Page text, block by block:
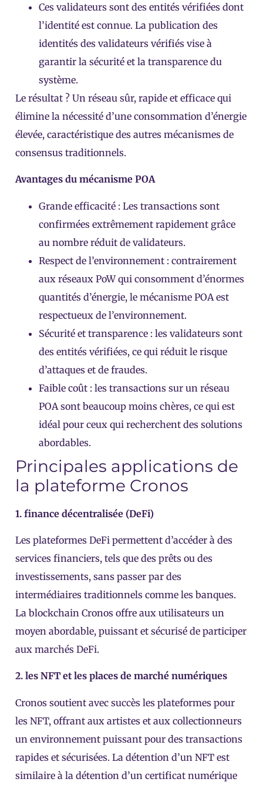
Ces validateurs sont des entités vérifiées dont
l’identité est connue. La publication des
identités des validateurs vérifiés vise à
garantir la sécurité et la transparence du
système.
Le résultat ? Un réseau sûr, rapide et efficace qui
élimine la nécessité d’une consommation d’énergie
élevée, caractéristique des autres mécanismes de
consensus traditionnels.
Avantages du mécanisme POA
Grande efficacité : Les transactions sont
confirmées extrêmement rapidement grâce
au nombre réduit de validateurs.
Respect de l’environnement : contrairement
aux réseaux PoW qui consomment d’énormes
quantités d’énergie, le mécanisme POA est
respectueux de l’environnement.
Sécurité et transparence : les validateurs sont
des entités vérifiées, ce qui réduit le risque
d’attaques et de fraudes.
Faible coût : les transactions sur un réseau
POA sont beaucoup moins chères, ce qui est
idéal pour ceux qui recherchent des solutions
abordables.
Principales applications de
la plateforme Cronos
1. finance décentralisée (DeFi)
Les plateformes DeFi permettent d’accéder à des
services financiers, tels que des prêts ou des
investissements, sans passer par des
intermédiaires traditionnels comme les banques.
La blockchain Cronos offre aux utilisateurs un
moyen abordable, puissant et sécurisé de participer
aux marchés DeFi.
2. les NFT et les places de marché numériques
Cronos soutient avec succès les plateformes pour
les NFT, offrant aux artistes et aux collectionneurs
un environnement puissant pour des transactions
rapides et sécurisées. La détention d’un NFT est
similaire à la détention d’un certificat numérique